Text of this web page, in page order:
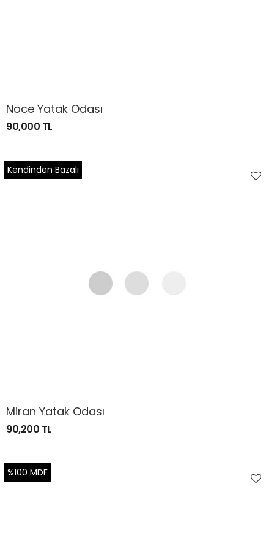
Noce Yatak Odası
90,000 TL
Kendinden Bazalı
Miran Yatak Odası
90,200 TL
%100 MDF